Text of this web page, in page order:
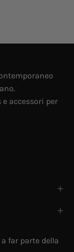
accessori per
far parte della